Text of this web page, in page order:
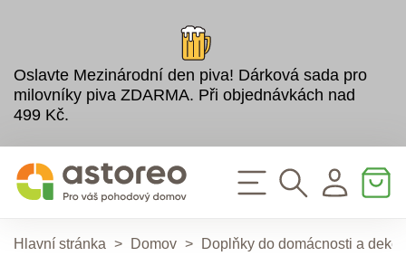
Oslavte Mezinárodní den piva! Dárková sada pro
milovníky piva ZDARMA. Při objednávkách nad
499 Kč.
Hlavní stránka > Domov > Doplňky do domácnosti a